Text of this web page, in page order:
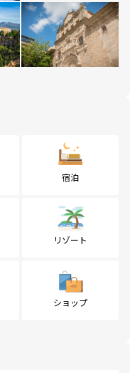
宿泊
リゾート
ショップ